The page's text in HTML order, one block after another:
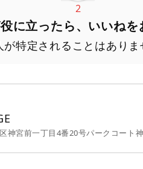
2
に立ったら、いいね
が特定されることはありま
神宮前一丁目4番20号パークコート